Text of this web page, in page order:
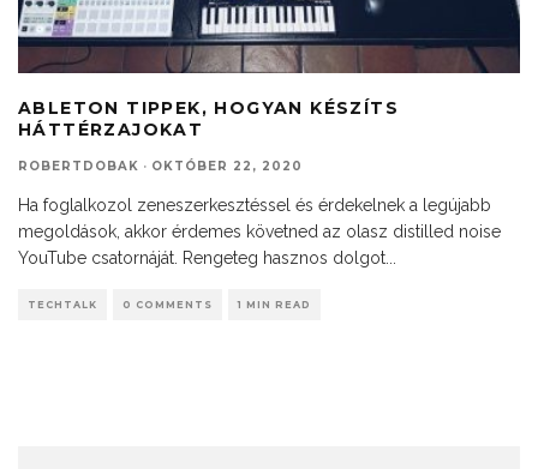
ABLETON TIPPEK, HOGYAN KÉSZÍTS
HÁTTÉRZAJOKAT
ROBERTDOBAK · OKTÓBER 22, 2020
Ha foglalkozol zeneszerkesztéssel és érdekelnek a legújabb
megoldások, akkor érdemes követned az olasz distilled noise
YouTube csatornáját. Rengeteg hasznos dolgot
TECHTALK 0 COMMENTS 1 MIN READ